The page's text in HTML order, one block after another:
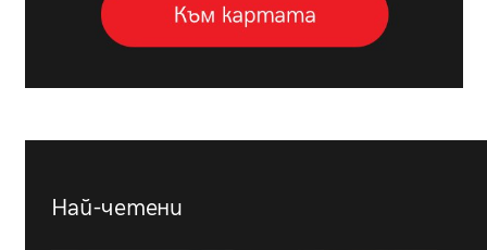
Най-четени